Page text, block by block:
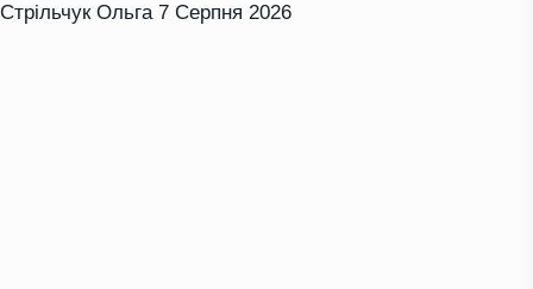
Стрільчук Ольга 7 Серпня 2026